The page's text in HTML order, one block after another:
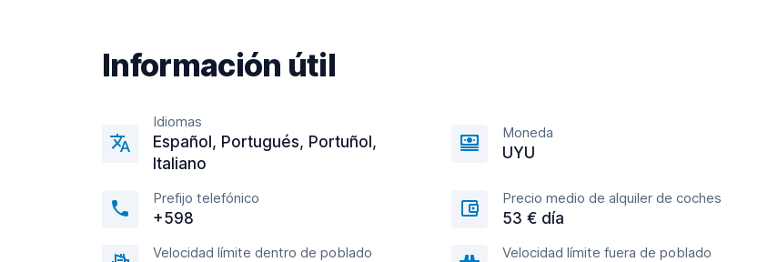
Información útil
Idiomas
Español, Portugués, Portuñol,
Italiano
Moneda
UYU
Prefijo telefónico
+598
Precio medio de alquiler de coches
53 € día
Velocidad límite dentro de poblado Velocidad límite fuera de poblado